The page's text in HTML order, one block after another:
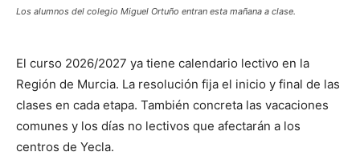
Los alumnos del colegio Miguel Ortuño entran esta mañana a clase.
El curso 2026/2027 ya tiene calendario lectivo en la
Región de Murcia. La resolución fija el inicio y final de las
clases en cada etapa. También concreta las vacaciones
comunes y los días no lectivos que afectarán a los
centros de Yecla.